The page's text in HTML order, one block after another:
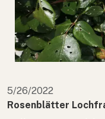
5/26/2022
Rosenblätter